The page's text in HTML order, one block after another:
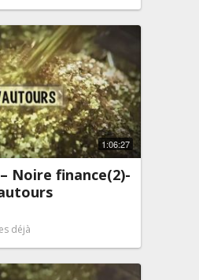
1:06:27
Noire finance(2)-
déjà